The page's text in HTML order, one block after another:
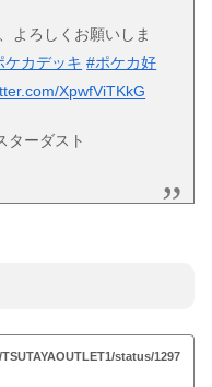
よろしくお願いしま
ケカデッキ #ポケカ好
XpwfViTKkG
ーダスト
status/1297